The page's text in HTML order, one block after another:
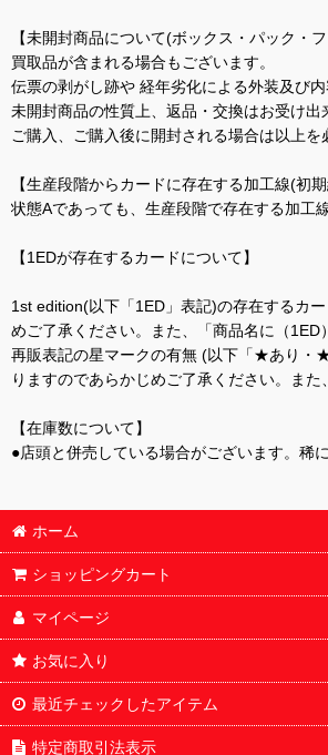
【未開封商品について(ボックス・パック・
買取品が含まれる場合もございます。
伝票の剥がし跡や 経年劣化による外装及び
未開封商品の性質上、返品・交換はお受け出
ご購入、ご購入後に開封される場合は以上を
【生産段階からカードに存在する加工線(初期
状態Aであっても、生産段階で存在する加工
【1EDが存在するカードについて】
1st edition(以下「1ED」表記)の存在するカ
めご了承ください。また、「商品名に（
再販表記の星マークの有無 (以下「★あり・
りますのであらかじめご了承ください。ま
【在庫数について】
●店頭と併売している場合がございます。稀
ホーム
ショッピングカート
マイページ
お気に入り
最近チェックしたアイテム
特定商取引法表示